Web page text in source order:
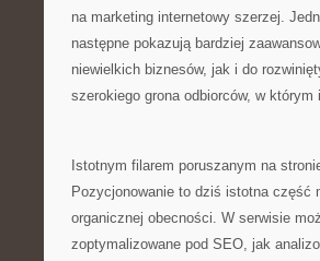
na marketing internetowy szerzej.
następne pokazują bardziej
niewielkich biznesów, jak i do
szerokiego grona odbiorców, w
Istotnym filarem poruszanym na
Pozycjonowanie to dziś istotna część
organicznej obecności. W serwisie
zoptymalizowane pod SEO, jak